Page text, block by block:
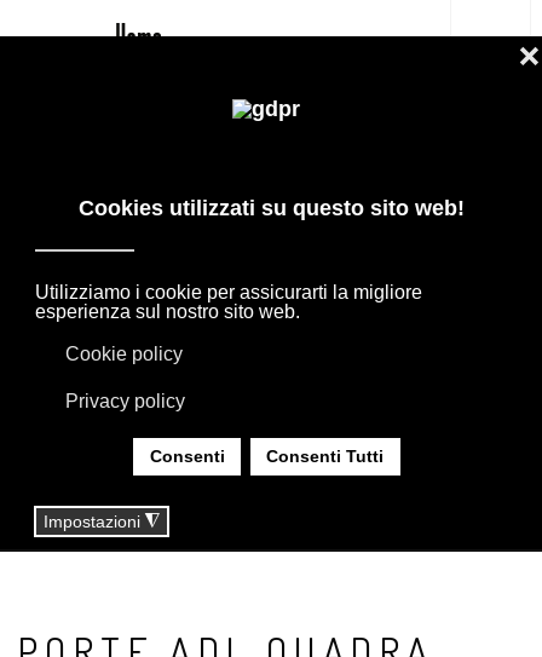
BILICO PROGETTAZIONE SU MISURA
FLEXFORM, MOOOI. BIANCHERIA, TAPPETI E
LIMONTA. ILLUMINAZIONE DAVIDE GROPPI
OLUCE.
SEI QUI: HOME SHOP PORTE E SISTEMI